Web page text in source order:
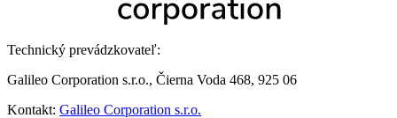
Technický prevádzkovateľ:
Galileo Corporation s.r.o., Čierna Voda 468, 925 06
Kontakt: Galileo Corporation s.r.o.